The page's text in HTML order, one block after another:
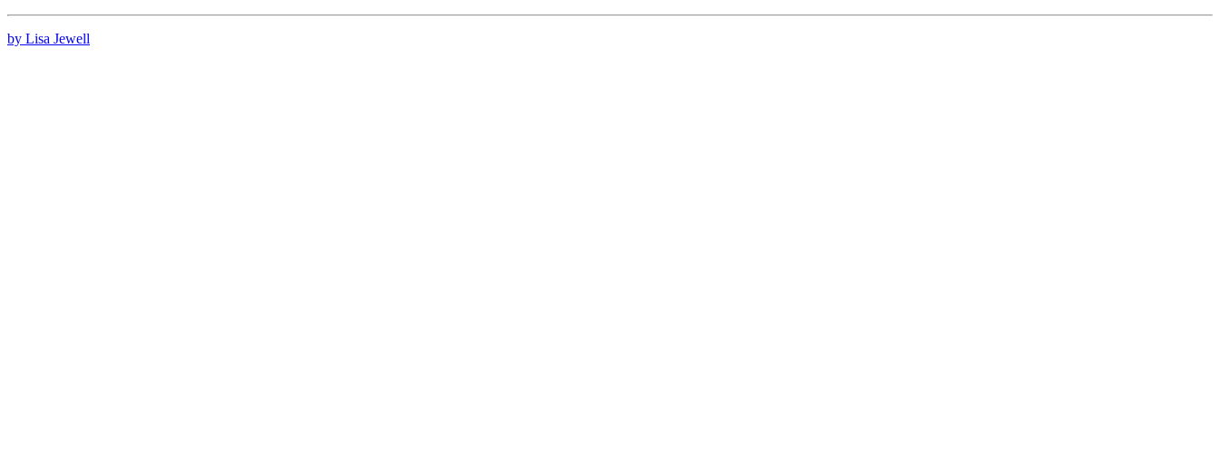
by Lisa Jewell